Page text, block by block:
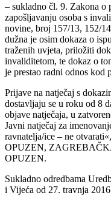
– sukladno čl. 9. Zakona o
zapošljavanju osoba s
novine, broj 157/13, 152/
dužna je osim dokaza o
traženih uvjeta, priložiti
invaliditetom, te dokaz o
je prestao radni odnos kod
Prijave na natječaj s
dostavljaju se u roku od 8
objave natječaja, u
Javni natječaj za
ravnatelja/ice – ne
OPUZEN,
OPUZEN.
Sukladno odredbama
i Vijeća od 27. travnja